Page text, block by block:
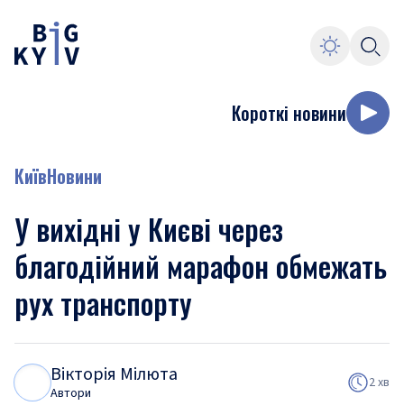
Короткі новини
КиївНовини
У вихідні у Києві через
благодійний марафон обмежать
рух транспорту
Вікторія Мілюта
Автори
2 хв